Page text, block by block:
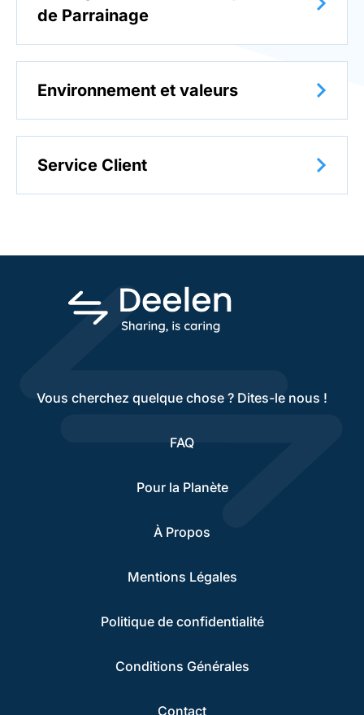
de Parrainage
Environnement et valeurs
Service Client
Vous cherchez quelque chose ? Dites-le nous !
FAQ
Pour la Planète
À Propos
Mentions Légales
Politique de confidentialité
Conditions Générales
Contact